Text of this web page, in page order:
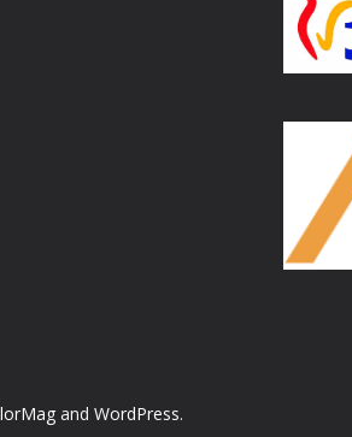
and WordPress.